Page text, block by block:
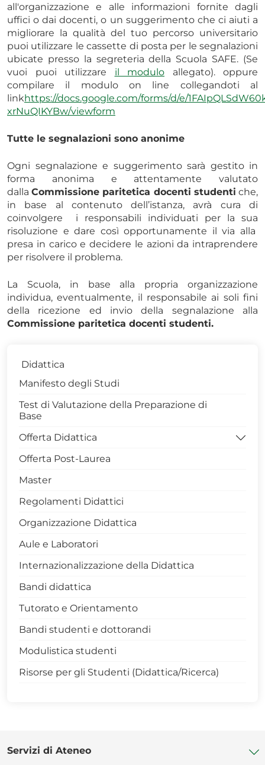
all'organizzazione e alle informazioni fornite dagli
uffici o dai docenti, o un suggerimento che ci aiuti a
migliorare la qualità del tuo percorso universitario
puoi utilizzare le cassette di posta per le segnalazioni
ubicate presso la segreteria della Scuola SAFE. (Se
vuoi puoi utilizzare il modulo allegato). oppure
compilare il modulo on line collegandoti al
linkhttps://docs.google.com/forms/d/e/
xrNuQIKYBw/viewform
Tutte le segnalazioni sono anonime
Ogni segnalazione e suggerimento sarà gestito in
forma anonima e attentamente valutato
dallaCommissione paritetica docenti studenti che,
in base al contenuto dell’istanza, avrà cura di
coinvolgere i responsabili individuati per la sua
risoluzione e dare così opportunamente il via alla
presa in carico e decidere le azioni da intraprendere
per risolvere il problema.
La Scuola, in base alla propria organizzazione
individua, eventualmente, il responsabile ai soli fini
della ricezione ed invio della segnalazione alla
Commissione paritetica docenti studenti.
Didattica
Manifesto degli Studi
Test di Valutazione della Preparazione di
Base
Offerta Didattica
====> Corsi di Studio Attivi
> LM Scienze Forestali e Ambientali - 0423
> LM Scienze e Tecnologie Agrarie - 0422
> LM Scienze e Tecnologie Alimentari - 0424
> Scienze Forestali e Ambientali - 0427
> Tecnologie Agrarie - 0425
> Tecnologie Alimentari - 0421
Rapporto-qualità-percepita
Offerta Post-Laurea
Master
Regolamenti Didattici
Organizzazione Didattica
Aule e Laboratori
Internazionalizzazione della Didattica
Bandi didattica
Tutorato e Orientamento
Bandi studenti e dottorandi
Modulistica studenti
Risorse per gli Studenti (Didattica/Ricerca)
Servizi di Ateneo